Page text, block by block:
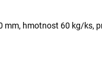
hmotnost 60 kg/ks,